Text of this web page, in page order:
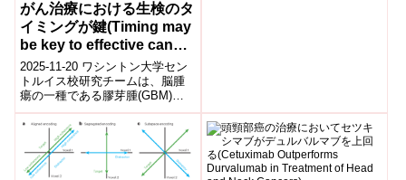
がん治療における生検のタ
イミングが鍵(Timing may
be key to effective cancer
treatments)
2025-11-20 ワシントン大学セン
トルイス校研究チームは、脳腫
瘍の一種である膠芽腫(GBM)に
対する標準化学療法薬テモゾロ
ミド(TMZ)の効果が、治療を行...